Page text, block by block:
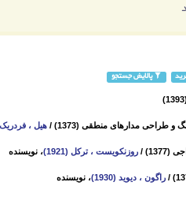
پالایش جستجو
و طراحی مدارهای منطقی (1373) / هیل ، فردریک
/ روزنکویست ، ترکل (1921) ، نویسنده
/ راگون ، دیوید (1930) ، نویسنده